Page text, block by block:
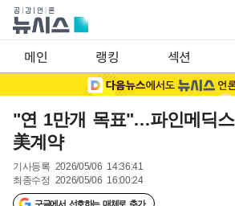
메인 랭킹 섹션
"연 1만개 목표"…파인메딕
美계약
기사등록 2026/05/06 14:36:41
최종수정 2026/05/06 16:00:24
구글에서 선호하는 매체로 추가